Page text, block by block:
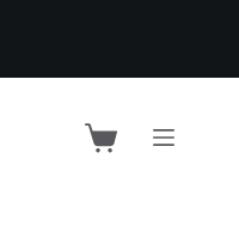
Shopping